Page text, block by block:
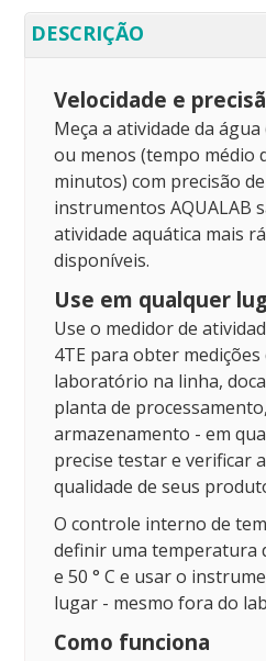
DESCRIÇÃO
Velocidade e
Meçaa atividade da
ou menos (tempo médio
minutos) com precisão de
instrumentos AQUALAB
atividade aquática mais
disponíveis.
Use em qualquer
Use o medidor de
4TE para obter medições
laboratório na linha,
planta de
armazenamento - em
precise testar e verificar
qualidade de seus
O controle interno de
definir uma temperatura
e 50 ° C e usar o
lugar - mesmo fora do
Como funciona